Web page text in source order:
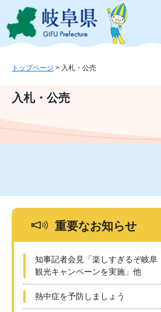
ジ
ュ
文
このページの本文へ
トップページ > 入札・公売
入札・公売
重要なお知らせ
知事記者会見「楽しすぎるぞ岐阜
観光キャンペーンを実施」他
熱中症を予防しましょう